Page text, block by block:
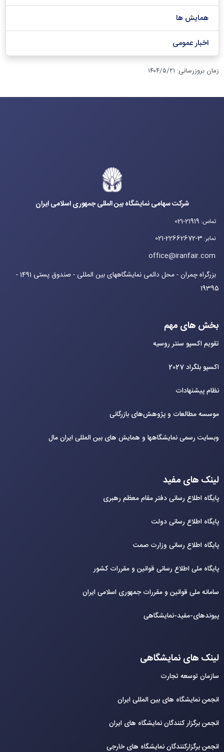
همایش ها
اخبار عمومی
زمان بروزرسانی: ۱۴۰۴/۵/۲۱
شرکت سهامی نمایشگاه بین المللی جمهوری اسلامی ایران
تماس:
021-21919
نمابر:
021-22662672-3
office@iranfair.com
بزرگراه چمران - محل دائمی نمایشگاههای بین المللی - صندوق پستی 1491 -
19395
بخش های مهم
تقویم اکسپو سنتر روسیه
اکسپو بلگراد 2027
نظام پیشنهادات
موسسه مطالعات و پژوهش‌های بازرگانی
وبسایت رسمی نمایشگاهها و همایش های بین‌ المللی ایران مال
لینک های مفید
پایگاه اطلاع رسانی دفتر مقام معظم رهبری
پایگاه اطلاع رسانی دولت
پایگاه اطلاع رسانی وزارت صمت
پایگاه ملی اطلاع رسانی قوانین و مقررات کشور
سامانه ملی قوانین و مقررات جمهوری اسلامی ایران
پیوندهای-مفید-نمایشگاهی
لینک های نمایشگاهی
سازمان توسعه تجارت
انجمن نمایشگاه های بین المللی ایران
انجمن برگزار کنندگان نمایشگاه های ایران
انجمن برگزارکنندگان نمایشگاه های خارجی